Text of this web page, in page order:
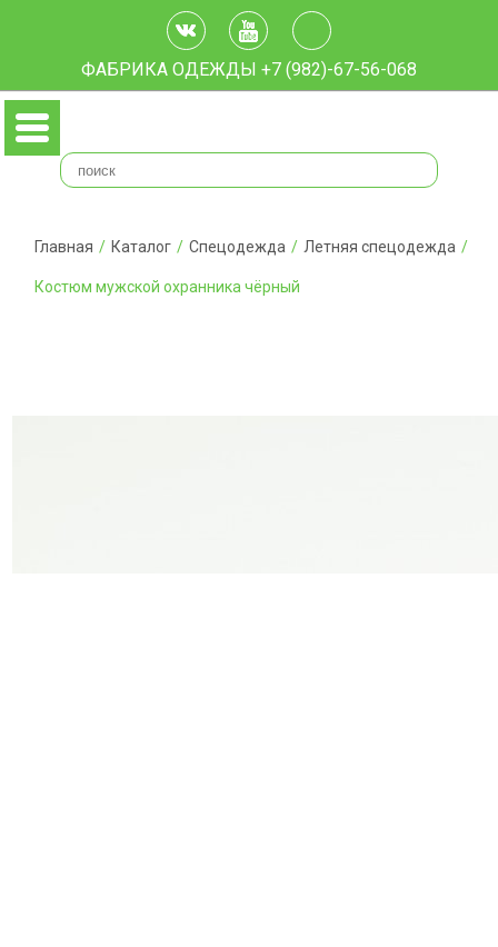
ФАБРИКА ОДЕЖДЫ +7 (982)-67-56-068
Главная / Каталог / Спецодежда / Летняя спецодежда /
Костюм мужской охранника чёрный